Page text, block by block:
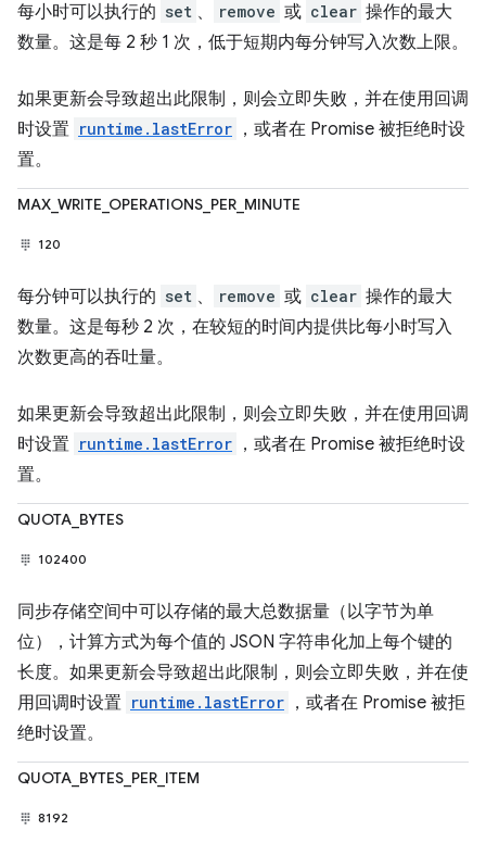
每小时可以执行的 set 、 remove 或 clear 操作的最大
数量。这是每 2 秒 1 次，低于短期内每分钟写入次数上限。
如果更新会导致超出此限制，则会立即失败，并在使用回调
时设置 runtime.lastError ，或者在 Promise 被拒绝时设
置。
MAX_WRITE_OPERATIONS_PER_MINUTE
120
每分钟可以执行的 set 、 remove 或 clear 操作的最大
数量。这是每秒 2 次，在较短的时间内提供比每小时写入
次数更高的吞吐量。
如果更新会导致超出此限制，则会立即失败，并在使用回调
时设置 runtime.lastError ，或者在 Promise 被拒绝时设
置。
QUOTA_BYTES
102400
同步存储空间中可以存储的最大总数据量（以字节为单
位），计算方式为每个值的 JSON 字符串化加上每个键的
长度。如果更新会导致超出此限制，则会立即失败，并在使
用回调时设置 runtime.lastError ，或者在 Promise 被拒
绝时设置。
QUOTA_BYTES_PER_ITEM
8192